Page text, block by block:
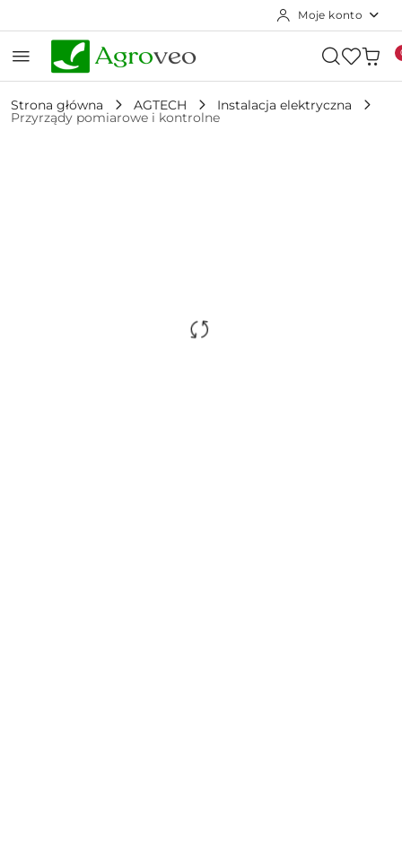
Moje konto
Strona główna AGTECH Instalacja elektryczna
Przyrządy pomiarowe i kontrolne